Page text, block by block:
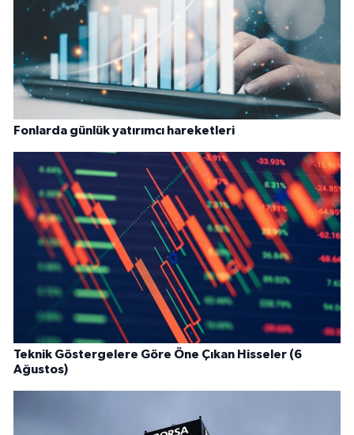
Fonlarda günlük yatırımcı hareketleri
Teknik Göstergelere Göre Öne Çıkan Hisseler (6
Ağustos)